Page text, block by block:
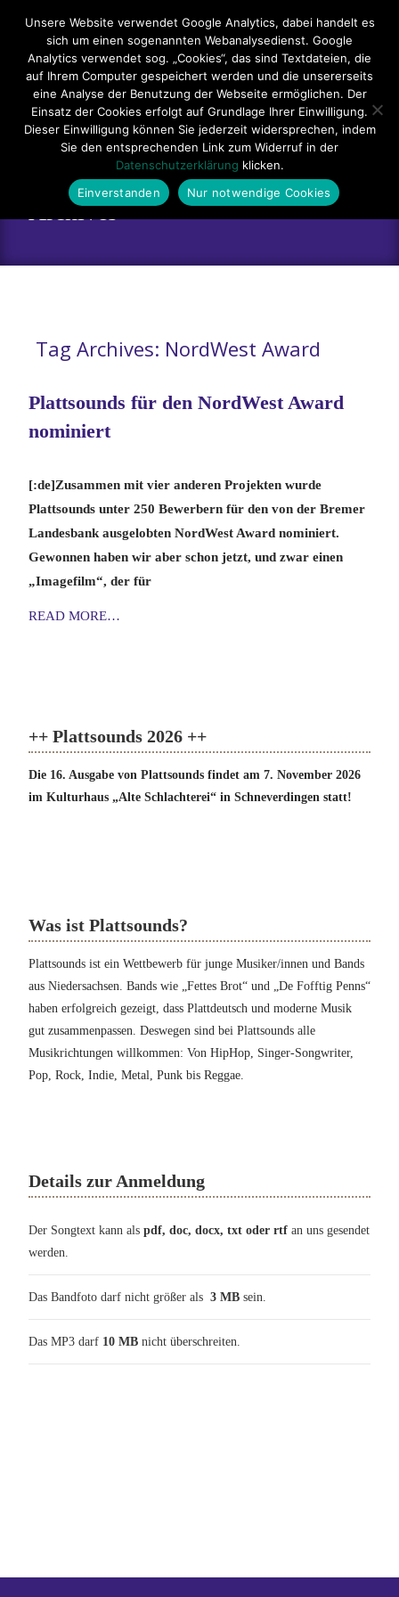
Impressum Datenschutzerklärung
Teilnahmebedingungen
Sitemap
Kontakt
Archives
Tag Archives: NordWest Award
Plattsounds für den NordWest Award
nominiert
[:de]Zusammen mit vier anderen Projekten wurde
Plattsounds unter 250 Bewerbern für den von der Bremer
Landesbank ausgelobten NordWest Award nominiert.
Gewonnen haben wir aber schon jetzt, und zwar einen
„Imagefilm“, der für
READ MORE…
++ Plattsounds 2026 ++
Die 16. Ausgabe von Plattsounds findet am 7. November 2026
im Kulturhaus „Alte Schlachterei“ in Schneverdingen statt!
Was ist Plattsounds?
Plattsounds ist ein Wettbewerb für junge Musiker/innen und Bands
aus Niedersachsen. Bands wie „Fettes Brot“ und „De Fofftig Penns“
haben erfolgreich gezeigt, dass Plattdeutsch und moderne Musik
gut zusammenpassen. Deswegen sind bei Plattsounds alle
Musikrichtungen willkommen: Von HipHop, Singer-Songwriter,
Pop, Rock, Indie, Metal, Punk bis Reggae.
Details zur Anmeldung
Der Songtext kann als pdf, doc, docx, txt oder rtf an uns gesendet
werden.
Das Bandfoto darf nicht größer als 3 MB sein.
Das MP3 darf 10 MB nicht überschreiten.
Hauptmenü
Unsere Website verwendet Google Analytics, dabei handelt es
sich um einen sogenannten Webanalysedienst. Google
Analytics verwendet sog. „Cookies“, das sind Textdateien, die
auf Ihrem Computer gespeichert werden und die unsererseits
eine Analyse der Benutzung der Webseite ermöglichen. Der
Einsatz der Cookies erfolgt auf Grundlage Ihrer Einwilligung.
Dieser Einwilligung können Sie jederzeit widersprechen, indem
Sie den entsprechenden Link zum Widerruf in der
Datenschutzerklärung klicken.
Einverstanden
Nur notwendige Cookies